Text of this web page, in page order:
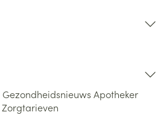
Gezondheidsnieuws Apotheker
Zorgtarieven